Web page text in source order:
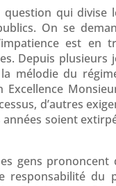
qui
On se
est en
Depuis
mélodie du
d’autres
soient
gens
du